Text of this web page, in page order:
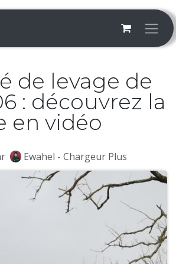
de levage de
: découvrez la
en vidéo
Ewahel - Chargeur Plus